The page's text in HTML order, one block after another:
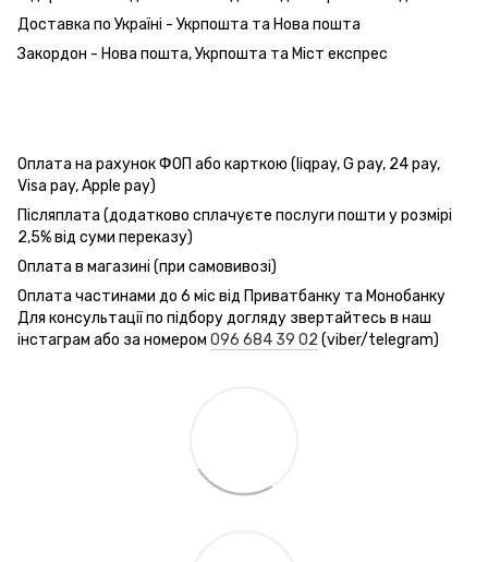
Доставка по Україні - Укрпошта та Нова пошта
Закордон - Нова пошта, Укрпошта та Міст експрес
Оплата на рахунок ФОП або карткою (liqpay, G pay, 24 pay,
Visa pay, Apple pay)
Післяплата (додатково сплачуєте послуги пошти у розмірі
2,5% від суми переказу)
Оплата в магазині (при самовивозі)
Оплата частинами до 6 міс від Приватбанку та Монобанку
Для консультації по підбору догляду звертайтесь в наш
інстаграм або за номером 096 684 39 02 (viber/telegram)